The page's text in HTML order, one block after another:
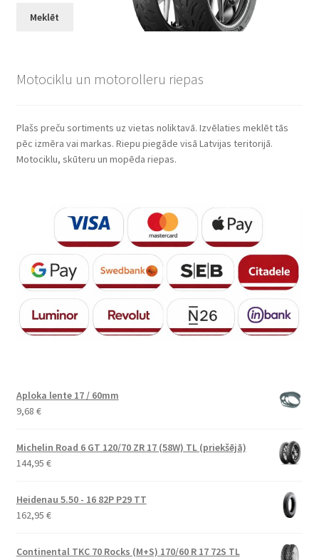
Meklēt
Motociklu un motorolleru riepas
Plašs preču sortiments uz vietas noliktavā. Izvēlaties meklēt tās
pēc izmēra vai markas. Riepu piegāde visā Latvijas teritorijā.
Motociklu, skūteru un mopēda riepas.
Aploka lente 17 / 60mm
9,68 €
Michelin Road 6 GT 120/70 ZR 17 (58W) TL (priekšējā)
144,95 €
Heidenau 5.50 - 16 82P P29 TT
162,95 €
Continental TKC 70 Rocks (M+S) 170/60 R 17 72S TL